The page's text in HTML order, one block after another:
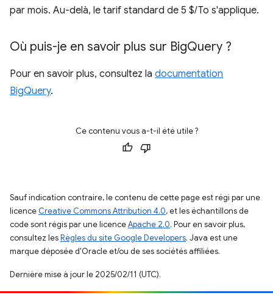
par mois. Au-delà, le tarif standard de 5 $/To s'applique.
Où puis-je en savoir plus sur BigQuery ?
Pour en savoir plus, consultez la documentation
BigQuery.
Ce contenu vous a-t-il été utile ?
Sauf indication contraire, le contenu de cette page est régi par une
licence Creative Commons Attribution 4.0, et les échantillons de
code sont régis par une licenceApache 2.0. Pour en savoir plus,
consultez lesRègles du site Google Developers. Java est une
marque déposée d'Oracle et/ou de ses sociétés affiliées.
Dernière mise à jour le 2025/02/11 (UTC).